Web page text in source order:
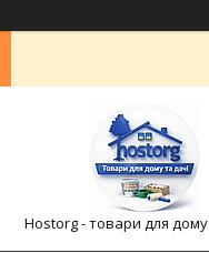
Hostorg - товари для дому